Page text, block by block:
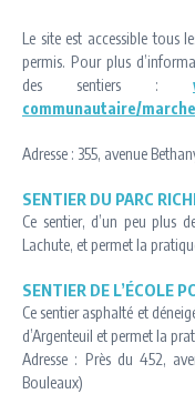
Le site est accessible tous
permis. Pour plus
des sentiers :
communautaire/
Adresse : 355, avenue
SENTIER DU PARC
Ce sentier, d’un peu plus
Lachute, et permet la
SENTIER DE L’ÉCOLE
Ce sentier asphalté et
d’Argenteuil et permet la
Adresse : Près du 452,
Bouleaux)